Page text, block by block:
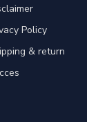
Policy
& return